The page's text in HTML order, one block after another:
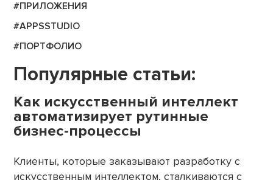
#ПРИЛОЖЕНИЯ
#APPSSTUDIO
#ПОРТФОЛИО
Популярные статьи:
Как искусственный интеллект
автоматизирует рутинные
бизнес-процессы
Клиенты, которые заказывают разработку с
искусственным интеллектом, сталкиваются с